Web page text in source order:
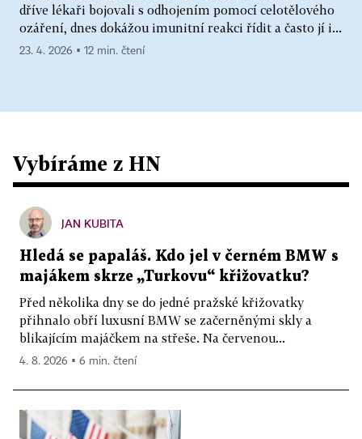
dříve lékaři bojovali s odhojením pomocí celotělového
ozáření, dnes dokážou imunitní reakci řídit a často jí i...
23. 4. 2026 ▪ 12 min. čtení
Vybíráme z HN
JAN KUBITA
Hledá se papaláš. Kdo jel v černém BMW s
majákem skrze „Turkovu“ křižovatku?
Před několika dny se do jedné pražské křižovatky
přihnalo obří luxusní BMW se začerněnými skly a
blikajícím majáčkem na střeše. Na červenou...
4. 8. 2026 ▪ 6 min. čtení